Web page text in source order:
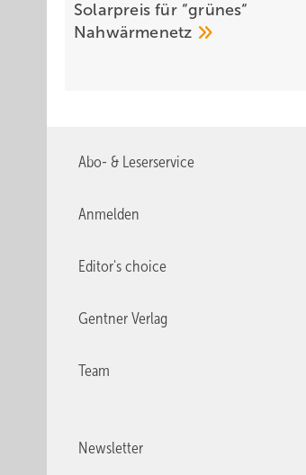
Solarpreis für “grünes“
Nahwärmenetz
Abo- & Leserservice
Anmelden
Editor's choice
Gentner Verlag
Team
Newsletter